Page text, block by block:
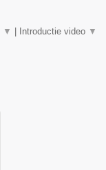
▼ Introductie video ▼